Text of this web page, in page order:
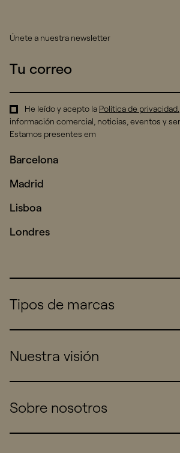
Únete a nuestra newsletter
He leído y acepto la Política de privacidad.
información comercial, noticias, eventos y
Estamos presentes em
Barcelona
Madrid
Lisboa
Londres
Tipos de marcas
Consumers
Startups
Nuestra visión
Work
Sobre nosotros